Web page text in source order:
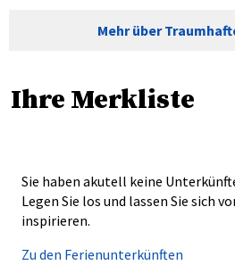
Mehr über
Ihre Merkliste
Sie haben akutell keine
Legen Sie los und lassen Sie sich
inspirieren.
Zu den Ferienunterkünften